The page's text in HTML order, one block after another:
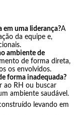
em uma liderança?A
da equipe e,
ambiente de
de forma direta,
os envolvidos.
forma inadequada?
ao RH ou buscar
ambiente saudável.
levando em